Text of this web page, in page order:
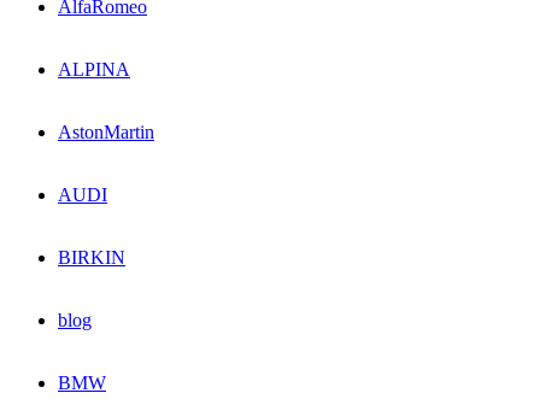
AlfaRomeo
ALPINA
AstonMartin
AUDI
BIRKIN
blog
BMW